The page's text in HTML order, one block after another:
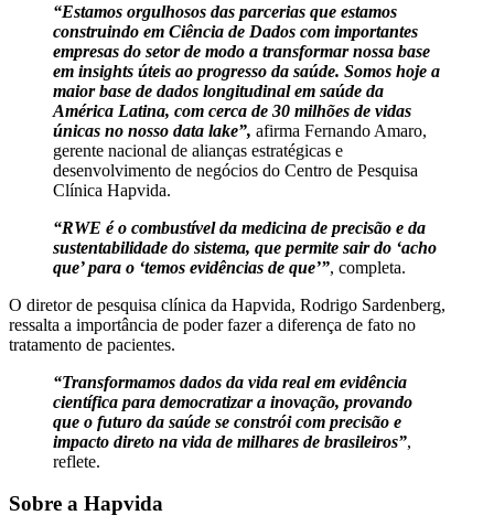
“Estamos orgulhosos das parcerias que estamos
construindo em Ciência de Dados com importantes
empresas do setor de modo a transformar nossa base
em insights úteis ao progresso da saúde. Somos hoje a
maior base de dados longitudinal em saúde da
América Latina, com cerca de 30 milhões de vidas
únicas no nosso data lake”, afirma Fernando Amaro,
gerente nacional de alianças estratégicas e
desenvolvimento de negócios do Centro de Pesquisa
Clínica Hapvida.
“RWE é o combustível da medicina de precisão e da
sustentabilidade do sistema, que permite sair do ‘acho
que’ para o ‘temos evidências de que’”, completa.
O diretor de pesquisa clínica da Hapvida, Rodrigo Sardenberg,
ressalta a importância de poder fazer a diferença de fato no
tratamento de pacientes.
“Transformamos dados da vida real em evidência
científica para democratizar a inovação, provando
que o futuro da saúde se constrói com precisão e
impacto direto na vida de milhares de brasileiros”,
reflete.
Sobre a Hapvida